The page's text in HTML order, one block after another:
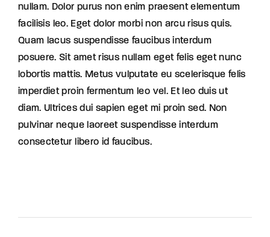
nullam. Dolor purus non enim praesent elementum
facilisis leo. Eget dolor morbi non arcu risus quis.
Quam lacus suspendisse faucibus interdum
posuere. Sit amet risus nullam eget felis eget nunc
lobortis mattis. Metus vulputate eu scelerisque felis
imperdiet proin fermentum leo vel. Et leo duis ut
diam. Ultrices dui sapien eget mi proin sed. Non
pulvinar neque laoreet suspendisse interdum
consectetur libero id faucibus.